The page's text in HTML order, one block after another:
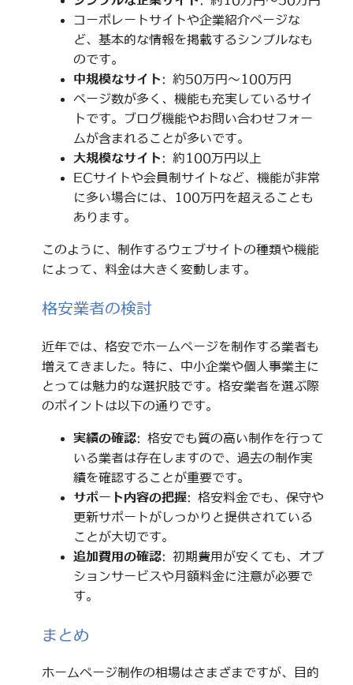
コーポレートサイトや企業紹介ページな
ど、基本的な情報を掲載するシンプルなも
のです。
中規模なサイト: 約50万円～100万円
ページ数が多く、機能も充実しているサイ
トです。ブログ機能やお問い合わせフォー
ムが含まれることが多いです。
大規模なサイト: 約100万円以上
ECサイトや会員制サイトなど、機能が非常
に多い場合には、100万円を超えることも
あります。
このように、制作するウェブサイトの種類や機能
によって、料金は大きく変動します。
格安業者の検討
近年では、格安でホームページを制作する業者も
増えてきました。特に、中小企業や個人事業主に
とっては魅力的な選択肢です。格安業者を選ぶ際
のポイントは以下の通りです。
実績の確認: 格安でも質の高い制作を行って
いる業者は存在しますので、過去の制作実
績を確認することが重要です。
サポート内容の把握: 格安料金でも、保守や
更新サポートがしっかりと提供されている
ことが大切です。
追加費用の確認: 初期費用が安くても、オプ
ションサービスや月額料金に注意が必要で
す。
まとめ
ホームページ制作の相場はさまざまですが、目的